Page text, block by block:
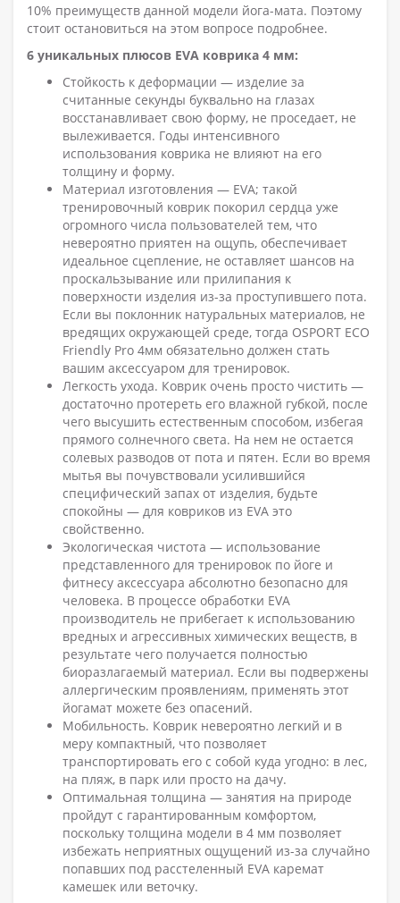
10% преимуществ данной модели йога-мата. Поэтому
стоит остановиться на этом вопросе подробнее.
6 уникальных плюсов EVA коврика 4 мм:
Стойкость к деформации — изделие за
считанные секунды буквально на глазах
восстанавливает свою форму, не проседает, не
вылеживается. Годы интенсивного
использования коврика не влияют на его
толщину и форму.
Материал изготовления — EVA; такой
тренировочный коврик покорил сердца уже
огромного числа пользователей тем, что
невероятно приятен на ощупь, обеспечивает
идеальное сцепление, не оставляет шансов на
проскальзывание или прилипания к
поверхности изделия из-за проступившего пота.
Если вы поклонник натуральных материалов, не
вредящих окружающей среде, тогда OSPORT ECO
Friendly Pro 4мм обязательно должен стать
вашим аксессуаром для тренировок.
Легкость ухода. Коврик очень просто чистить —
достаточно протереть его влажной губкой, после
чего высушить естественным способом, избегая
прямого солнечного света. На нем не остается
солевых разводов от пота и пятен. Если во время
мытья вы почувствовали усилившийся
специфический запах от изделия, будьте
спокойны — для ковриков из EVA это
свойственно.
Экологическая чистота — использование
представленного для тренировок по йоге и
фитнесу аксессуара абсолютно безопасно для
человека. В процессе обработки EVA
производитель не прибегает к использованию
вредных и агрессивных химических веществ, в
результате чего получается полностью
биоразлагаемый материал. Если вы подвержены
аллергическим проявлениям, применять этот
йогамат можете без опасений.
Мобильность. Коврик невероятно легкий и в
меру компактный, что позволяет
транспортировать его с собой куда угодно: в лес,
на пляж, в парк или просто на дачу.
Оптимальная толщина — занятия на природе
пройдут с гарантированным комфортом,
поскольку толщина модели в 4 мм позволяет
избежать неприятных ощущений из-за случайно
попавших под расстеленный EVA каремат
камешек или веточку.